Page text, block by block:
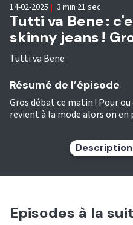
Tutti va Bene :
skinny jeans !
Tutti va Bene
14-02-2025 | 3 min 21 sec
Résumé de l’épisode
Gros débat ce matin ! Pour
revient à la mode alors on en
Episodes à la